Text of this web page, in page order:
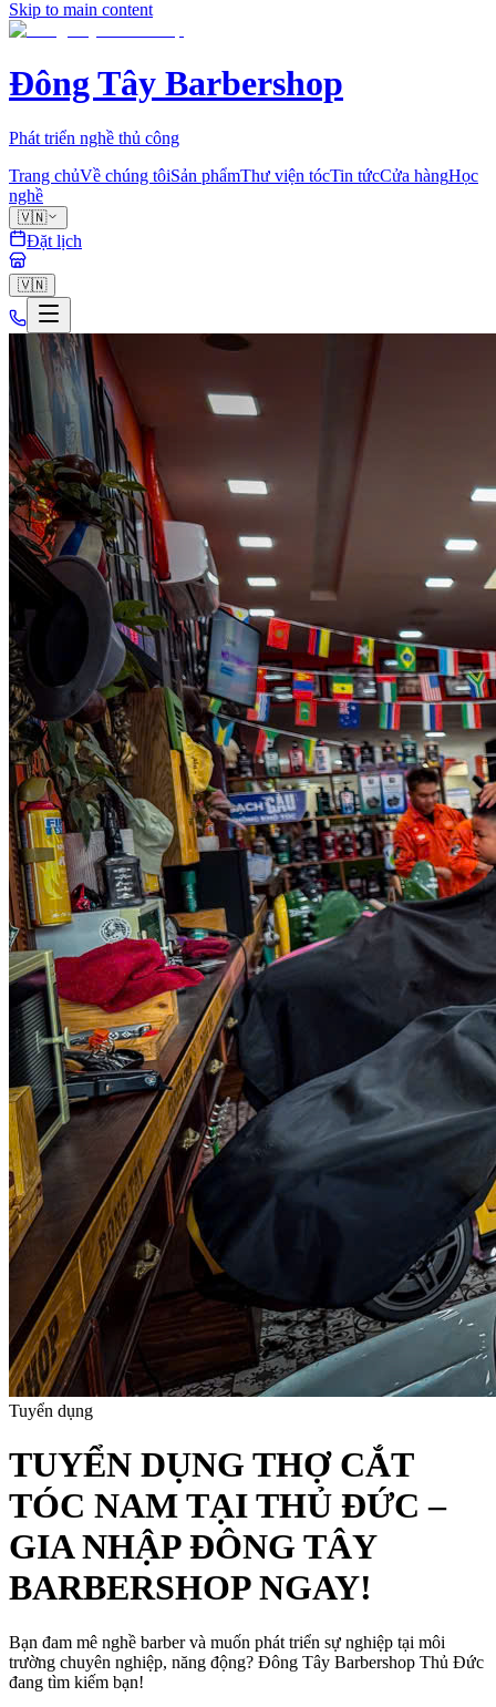
Skip to main content
Đông Tây Barbershop
Phát triển nghề thủ công
Trang chủVề chúng tôiSản phẩmThư viện tócTin tứcCửa hàngHọc
nghề
🇻🇳
Đặt lịch
🇻🇳
Tuyển dụng
TUYỂN DỤNG THỢ CẮT
TÓC NAM TẠI THỦ ĐỨC –
GIA NHẬP ĐÔNG TÂY
BARBERSHOP NGAY!
Bạn đam mê nghề barber và muốn phát triển sự nghiệp tại môi
trường chuyên nghiệp, năng động? Đông Tây Barbershop Thủ Đức
đang tìm kiếm bạn!